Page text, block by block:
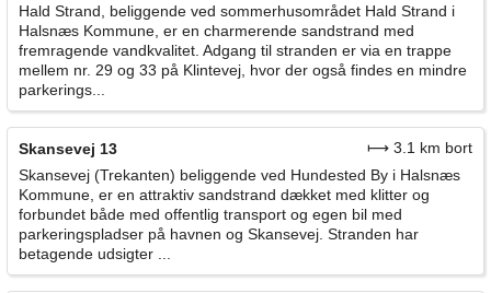
Hald Strand, beliggende ved sommerhusområdet Hald Strand i
Halsnæs Kommune, er en charmerende sandstrand med
fremragende vandkvalitet. Adgang til stranden er via en trappe
mellem nr. 29 og 33 på Klintevej, hvor der også findes en mindre
parkerings...
Skansevej 13
⟼ 3.1 km bort
Skansevej (Trekanten) beliggende ved Hundested By i Halsnæs
Kommune, er en attraktiv sandstrand dækket med klitter og
forbundet både med offentlig transport og egen bil med
parkeringspladser på havnen og Skansevej. Stranden har
betagende udsigter ...